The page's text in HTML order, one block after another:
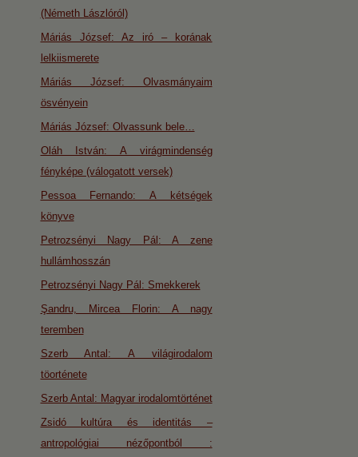
(Németh Lászlóról)
Máriás József: Az iró – korának
lelkiismerete
Máriás József: Olvasmányaim
ösvényein
Máriás József: Olvassunk bele…
Oláh István: A virágmindenség
fényképe (válogatott versek)
Pessoa Fernando: A kétségek
könyve
Petrozsényi Nagy Pál: A zene
hullámhosszán
Petrozsényi Nagy Pál: Smekkerek
Şandru, Mircea Florin: A nagy
teremben
Szerb Antal: A világirodalom
töorténete
Szerb Antal: Magyar irodalomtörténet
Zsidó kultúra és identitás –
antropológiai nézőpontból :